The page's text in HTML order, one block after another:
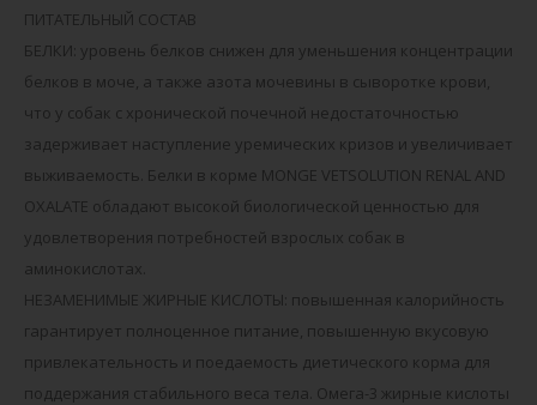
ПИТАТЕЛЬНЫЙ СОСТАВ
БЕЛКИ: уровень белков снижен для уменьшения концентрации
белков в моче, а также азота мочевины в сыворотке крови,
что у собак с хронической почечной недостаточностью
задерживает наступление уремических кризов и увеличивает
выживаемость. Белки в корме MONGE VETSOLUTION RENAL AND
OXALATE обладают высокой биологической ценностью для
удовлетворения потребностей взрослых собак в
аминокислотах.
НЕЗАМЕНИМЫЕ ЖИРНЫЕ КИСЛОТЫ: повышенная калорийность
гарантирует полноценное питание, повышенную вкусовую
привлекательность и поедаемость диетического корма для
поддержания стабильного веса тела. Омега-3 жирные кислоты